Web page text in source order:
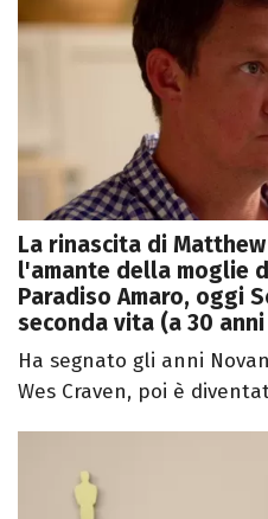
La rinascita di
l'amante della moglie
Paradiso Amaro, oggi
seconda vita (a 30
Ha segnato gli anni
Wes Craven, poi è